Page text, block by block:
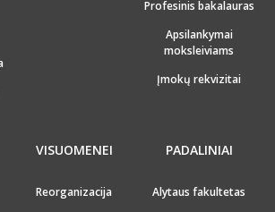
Profesinis bakalauras
Apsilankymai
moksleiviams
Įmokų rekvizitai
VISUOMENEI
Reorganizacija
PADALINIAI
Alytaus fakultetas